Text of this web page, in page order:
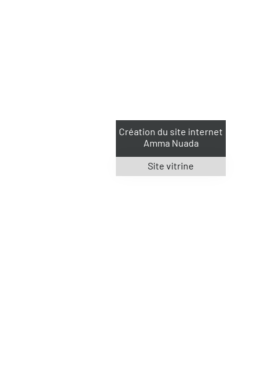
Création du site internet
Amma Nuada
Site vitrine